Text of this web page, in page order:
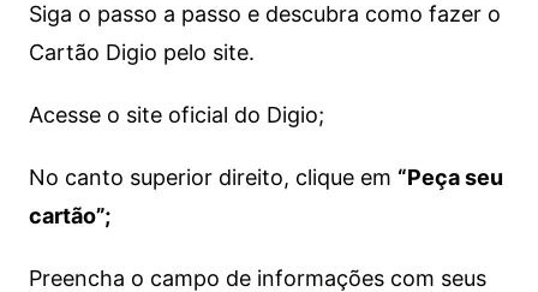
Siga o passo a passo e descubra como fazer o
Cartão Digio pelo site.
Acesse o site oficial do Digio;
No canto superior direito, clique em “Peça seu
cartão”;
Preencha o campo de informações com seus